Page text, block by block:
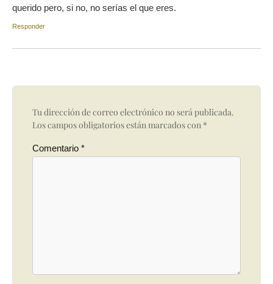
querido pero, si no, no serías el que eres.
Responder
Tu dirección de correo electrónico no será publicada.
Los campos obligatorios están marcados con *
Comentario *